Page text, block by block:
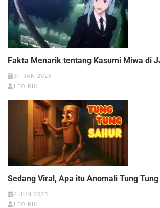
Fakta Menarik tentang Kasumi Miwa di
31 JAN 2026
LEO RIO
Sedang Viral, Apa itu Anomali Tung
4 JUN 2025
LEO RIO